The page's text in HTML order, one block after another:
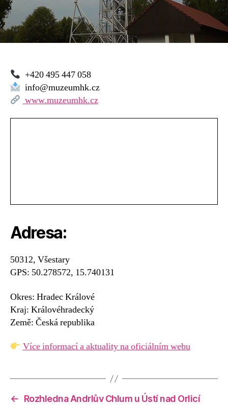
+420 495 447 058
info@muzeumhk.cz
www.muzeumhk.cz
Adresa:
50312, Všestary
GPS: 50.278572, 15.740131
Okres: Hradec Králové
Kraj: Královéhradecký
Země: Česká republika
Více informací a aktuality na oficiálním webu
←
Rozhledna Andrlův Chlum u Ústí nad Orlicí